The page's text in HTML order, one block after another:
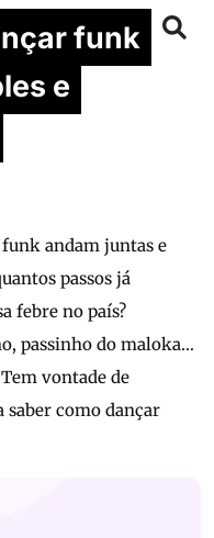
funk
e
andam juntas e
passos já
febre no país?
passinho do maloka…
vontade de
saber como dançar